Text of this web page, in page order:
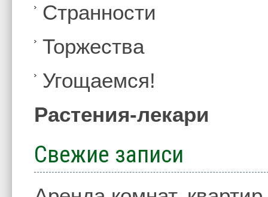
Странности
Торжества
Угощаемся!
Растения-лекари
Свежие записи